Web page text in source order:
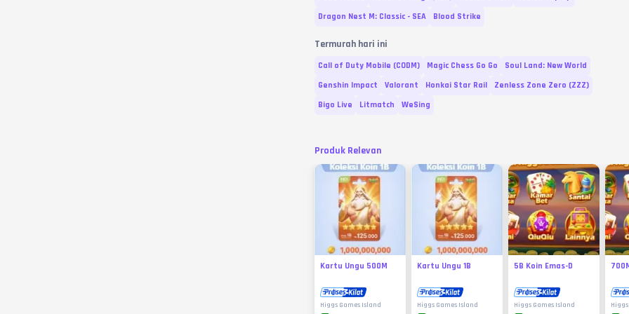
Dragon Nest M: Classic - SEA
Blood Strike
Termurah hari ini
Call of Duty Mobile (CODM) Magic Chess Go Go
Soul Land: New World
Genshin Impact
Valorant Honkai Star Rail
Zenless Zone Zero (ZZZ)
Bigo Live
Litmatch WeSing
Produk Relevan
Kartu Ungu 500M
Higgs Games Island
Kartu Ungu 1B
Higgs Games Island
5B Koin Emas-D
Higgs Games Island Higgs